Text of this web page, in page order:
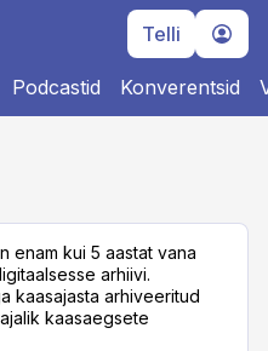
Telli
Podcastid Konverentsid
enam kui 5 aastat vana
arhiivi.
kaasajasta arhiveeritud
kaasaegsete